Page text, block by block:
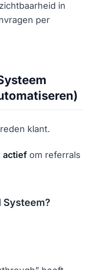
in
per
klant.
actief om referrals
Systeem?